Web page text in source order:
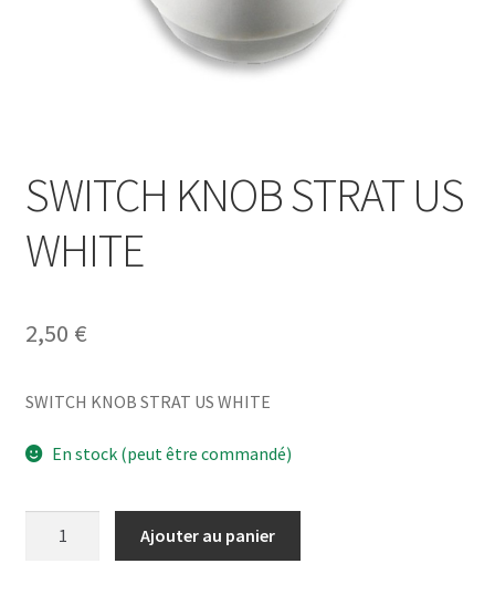
SWITCH KNOB STRAT US
WHITE
2,50 €
SWITCH KNOB STRAT US WHITE
En stock (peut être commandé)
Ajouter au panier